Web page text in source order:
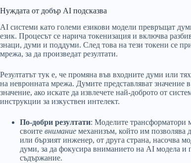
Нуждата от добър AI подсказва
AI системи като големи езикови модели превръщат
език. Процесът се нарича токенизация и включва
знаци, думи и поддуми. След това на тези токени се
мрежа, за да произведат резултати.
Резултатът тук е, че промяна във входните думи или
на невронната мрежа. Думите представляват значение
значение, ако искате да извлечете най-доброто от
инструкции за изкуствен интелект.
По-добри резултати: Моделите трансформатори
своите внимание механизъм, който им позволява
или бързият инженер, от друга страна, насочва
думи, за да фокусира вниманието на AI модела и
съдържание.